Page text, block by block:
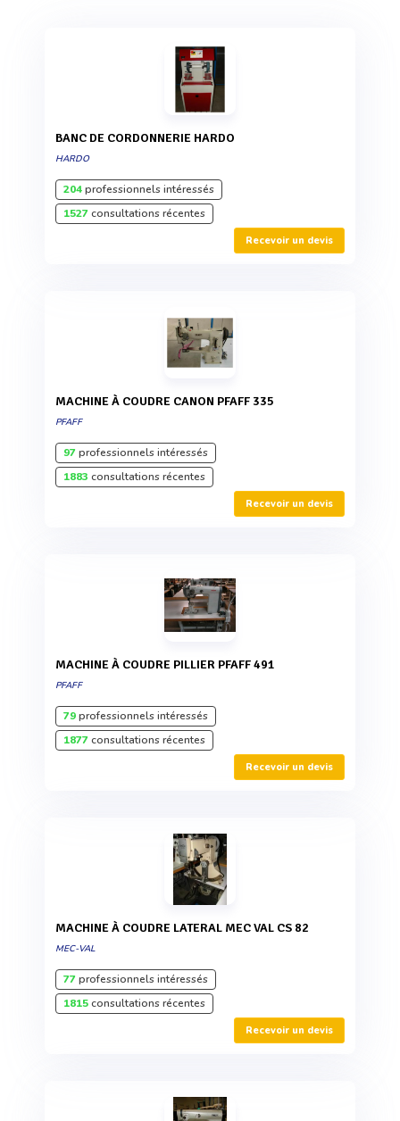
BANC DE CORDONNERIE HARDO
HARDO
204professionnels intéressés
1527consultations récentes
Recevoir un devis
MACHINE À COUDRE CANON PFAFF 335
PFAFF
97professionnels intéressés
1883 consultations récentes
Recevoir un devis
MACHINE À COUDRE PILLIER PFAFF 491
PFAFF
79professionnels intéressés
1877consultations récentes
Recevoir un devis
MACHINE À COUDRE LATERAL MEC VAL CS 82
MEC-VAL
77professionnels intéressés
1815consultations récentes
Recevoir un devis